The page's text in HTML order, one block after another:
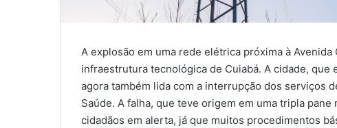
A explosão em uma rede elétrica próxima à
infraestrutura tecnológica de Cuiabá. A cidade,
agora também lida com a interrupção dos serviços
Saúde. A falha, que teve origem em uma tripla
cidadãos em alerta, já que muitos procedimentos